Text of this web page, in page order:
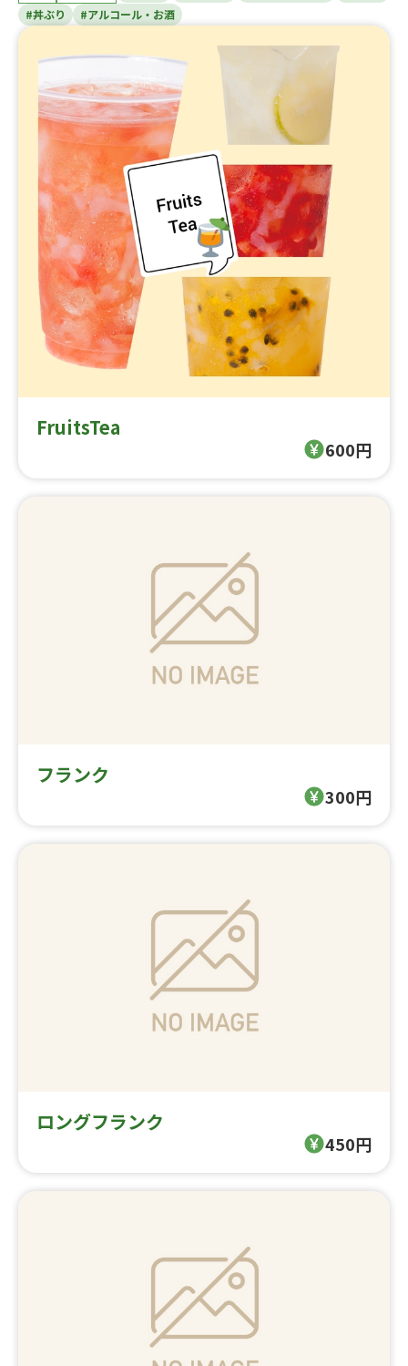
#丼ぶり
#アルコール・お酒
FruitsTea
600円
フランク
300円
ロングフランク
450円